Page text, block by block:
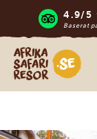
4.9/5
Baserat
Safari-resor i